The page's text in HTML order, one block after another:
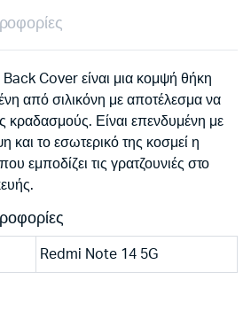
Cover είναι μια κομψή θήκη
από σιλικόνη με αποτέλεσμα να
κραδασμούς. Είναι επενδυμένη με
και το εσωτερικό της κοσμεί η
εμποδίζει τις γρατζουνιές στο
Redmi Note 14 5G